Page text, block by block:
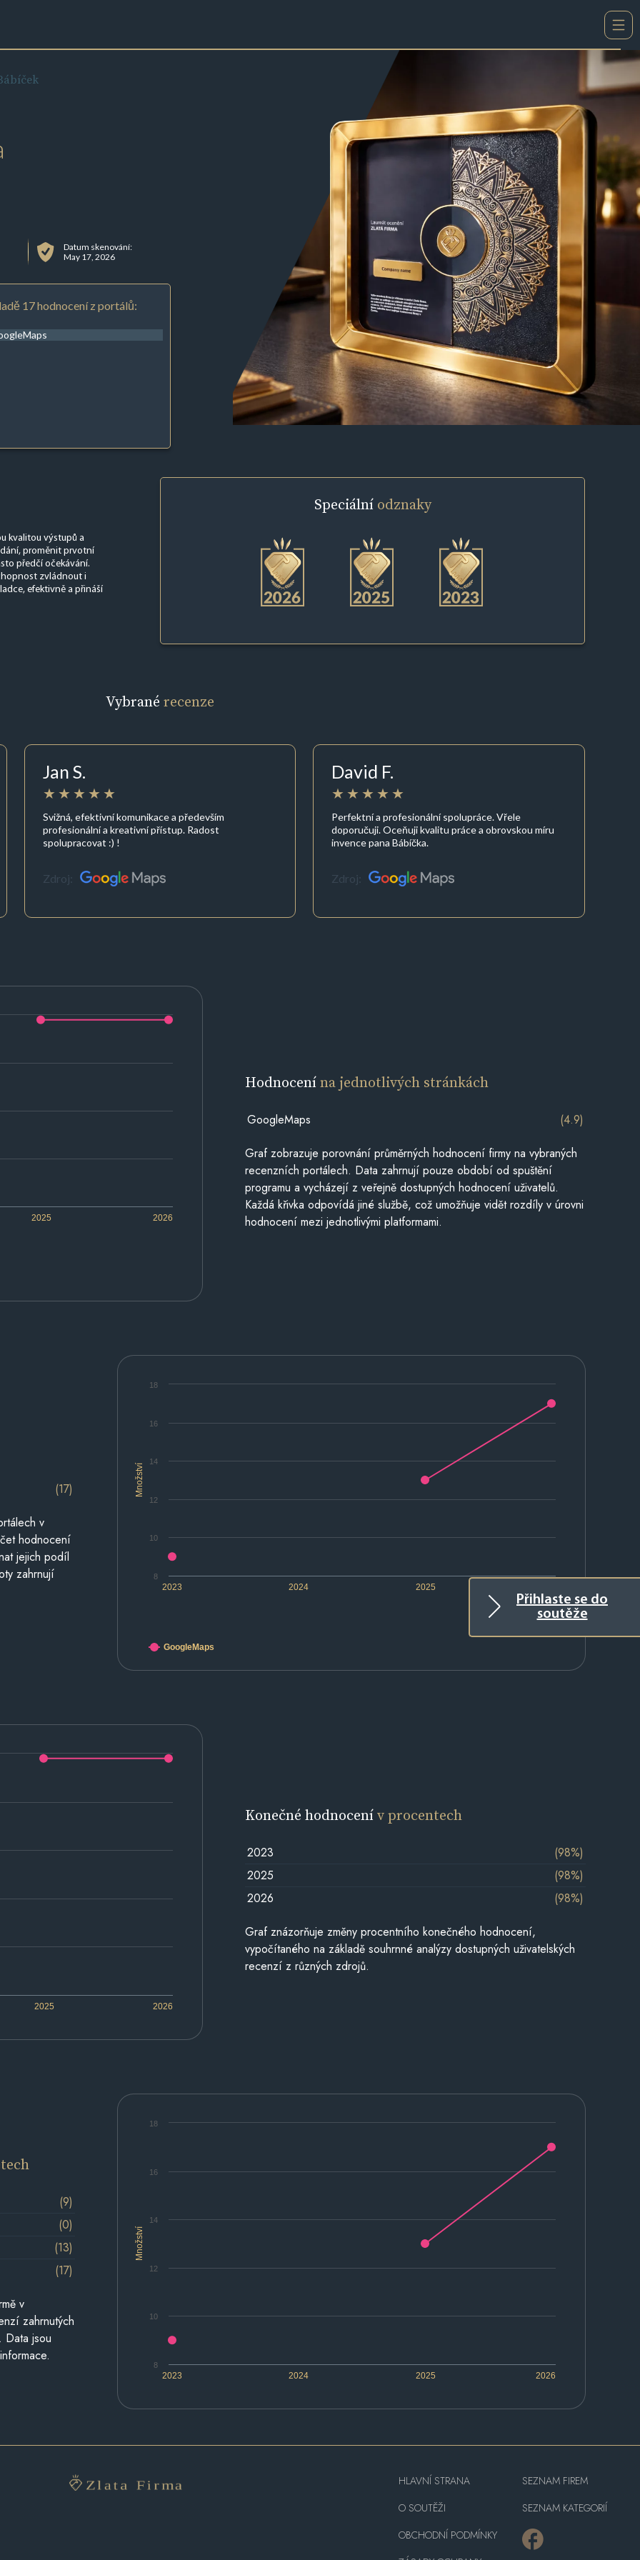
Přihlaste se do
soutěže
Datum skenování:
May 17, 2026
17 hodnocení z portálů:
kvalitou výstupů a
proměnit prvotní
předčí očekávání.
zvládnout i
efektivně a přináší
Speciální odznaky
Vybrané recenze
Jan S.
Svižná, efektivní komunikace a především
profesionální a kreativní přístup. Radost
spolupracovat :) !
Zdroj:
David F.
Perfektní a profesionální spolupráce. Vřele
doporučuji. Oceňuji kvalitu práce a obrovskou míru
invence pana Bábíčka.
Zdroj:
2025 2026
Hodnocenína jednotlivých stránkách
GoogleMaps (4.9)
Graf zobrazuje porovnání průměrných hodnocení firmy na vybraných
recenzních portálech. Data zahrnují pouze období od spuštění
programu a vycházejí z veřejně dostupných hodnocení uživatelů.
Každá křivka odpovídá jiné službě, což umožňuje vidět rozdíly v úrovni
hodnocení mezi jednotlivými platformami.
Množství
2023 2024 2025
8
10
12
14
16
18
GoogleMaps
(17)
v
hodnocení
jejich podíl
zahrnují
2025 2026
Konečné hodnocenív procentech
2023
(98%)
2025
(98%)
2026
(98%)
Graf znázorňuje změny procentního konečného hodnocení,
vypočítaného na základě souhrnné analýzy dostupných uživatelských
recenzí z různých zdrojů.
Množství
2023 2024 2025 2026
8
10
12
14
16
18
(9)
(0)
(13)
(17)
v
zahrnutých
Data jsou
HLAVNÍ STRANA
O SOUTĚŽI
OBCHODNÍ PODMÍNKY
SEZNAM FIREM
SEZNAM KATEGORIÍ